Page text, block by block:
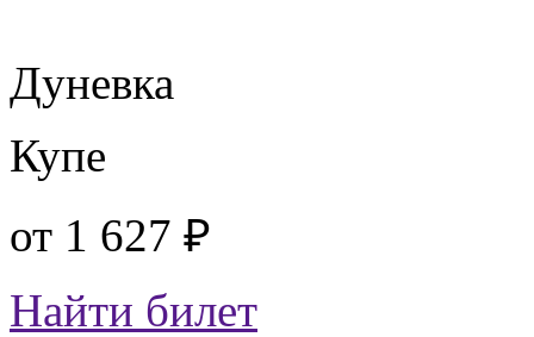
Дуневка
Купе
от 1 627 ₽
Найти билет